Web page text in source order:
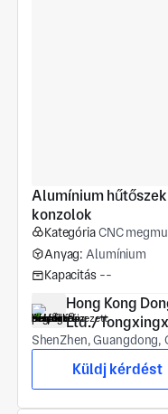
Alumínium
konzolok
KategóriaCNC
Anyag: Alumínium
Kapacitás --
Hong Kong
Ltd./
(Shenzhen)
ShenZhen, Guangdong,
Küldj kérdést